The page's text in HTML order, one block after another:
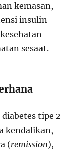
kemasan,
insulin
sesaat.
tipe 2
kendalikan,
(remission),